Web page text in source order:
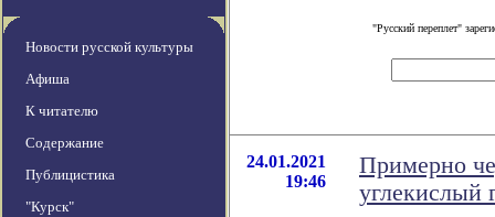
Новости русской культуры
Афиша
К читателю
Содержание
Публицистика
"Курск"
"Русский переплет"
24.01.2021
19:46
Примерно
углекислый